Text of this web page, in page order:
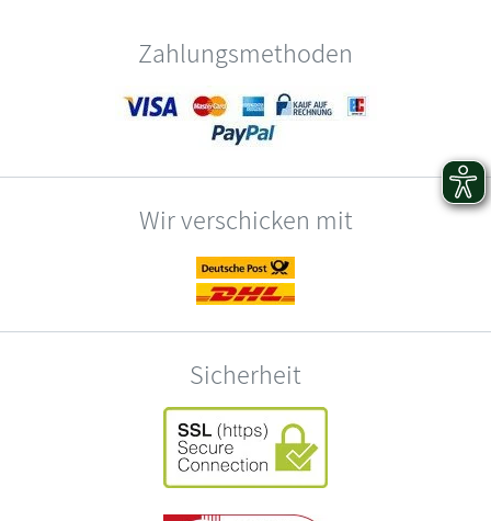
Zahlungsmethoden
Wir verschicken mit
Sicherheit